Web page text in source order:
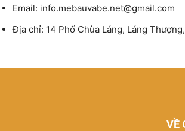
Email: info.mebauvabe.net@gmail.com
Địa chỉ: 14 Phố Chùa Láng, Láng
VỀ